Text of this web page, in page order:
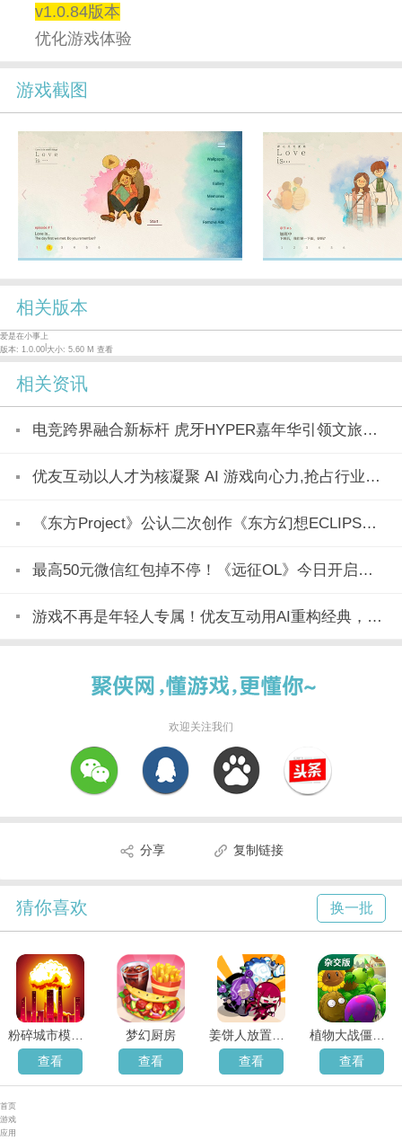
v1.0.84版本
优化游戏体验
游戏截图
相关版本
爱是在小事上
版本: 1.0.00 大小: 5.60 M 查看
相关资讯
电竞跨界融合新标杆 虎牙HYPER嘉年华引领文旅产业新潮流
优友互动以人才为核凝聚 AI 游戏向心力,抢占行业变革制高点
《东方Project》公认二次创作《东方幻想ECLIPSE》7月23日正式上市
最高50元微信红包掉不停！《远征OL》今日开启美食节新区「玉脍」！
游戏不再是年轻人专属！优友互动用AI重构经典，全民都能玩
欢迎关注我们
分享 复制链接
猜你喜欢 换一批
粉碎城市模拟器最新版
查看
梦幻厨房
查看
姜饼人放置大战争国际服
查看
植物大战僵尸杂交直装版3.9.9
查看
首页
游戏
应用